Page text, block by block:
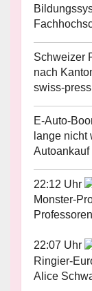
Schweizer
nach
swiss-
E-Auto-
lange nicht
Autoankauf
22:12 Uhr
Monster-
22:07 Uhr
Ringier-
Alice